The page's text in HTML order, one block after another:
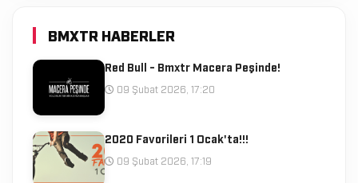
BMXTR HABERLER
Red Bull - Bmxtr Macera Peşinde!
09 Şubat 2026, 17:20
2020 Favorileri 1 Ocak'ta!!!
09 Şubat 2026, 17:19